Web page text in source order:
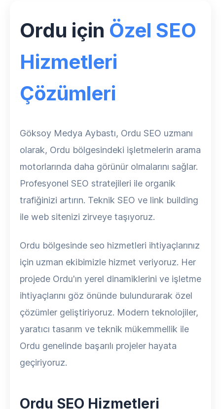
Ordu için Özel SEO
Hizmetleri
Çözümleri
Göksoy Medya Aybastı, Ordu SEO uzmanı
olarak, Ordu bölgesindeki işletmelerin arama
motorlarında daha görünür olmalarını sağlar.
Profesyonel SEO stratejileri ile organik
trafiğinizi artırın. Teknik SEO ve link building
ile web sitenizi zirveye taşıyoruz.
Ordu bölgesinde seo hizmetleri ihtiyaçlarınız
için uzman ekibimizle hizmet veriyoruz. Her
projede Ordu'ın yerel dinamiklerini ve işletme
ihtiyaçlarını göz önünde bulundurarak özel
çözümler geliştiriyoruz. Modern teknolojiler,
yaratıcı tasarım ve teknik mükemmellik ile
Ordu genelinde başarılı projeler hayata
geçiriyoruz.
Ordu SEO Hizmetleri